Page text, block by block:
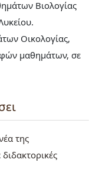
Βιολογίας
Οικολογίας,
μαθημάτων, σε
της